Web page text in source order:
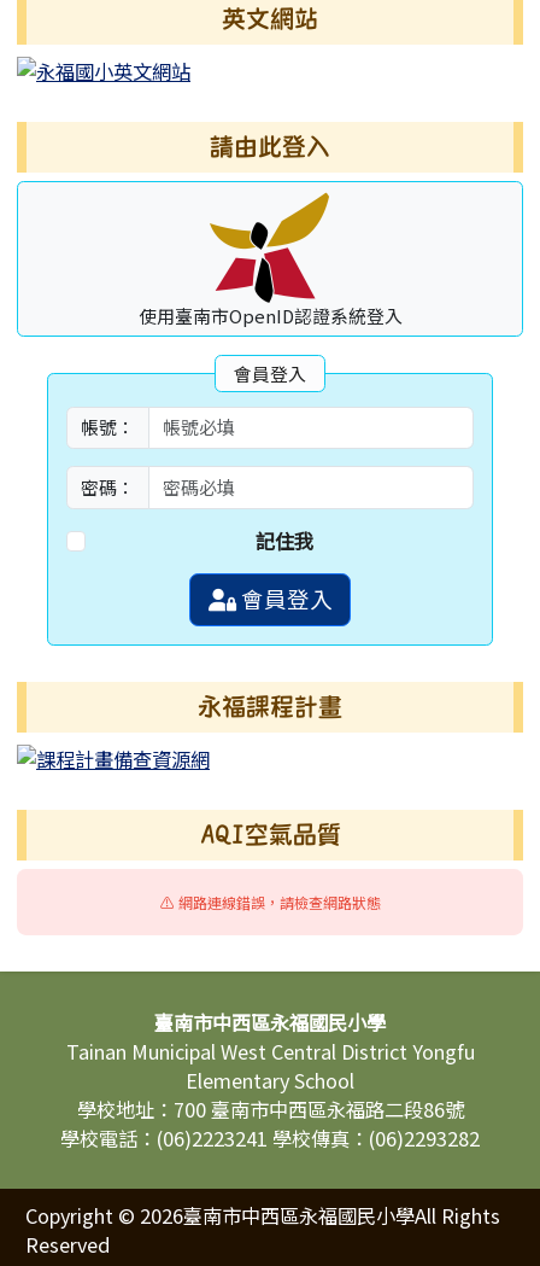
英文網站
請由此登入
使用臺南市OpenID認證系統登入
會員登入
帳號：
密碼：
記住我
會員登入
永福課程計畫
AQI空氣品質
⚠️ 網路連線錯誤，請檢查網路狀態
頁尾區域內容臺南市中西區永福國民小學
Tainan Municipal West Central District Yongfu
Elementary School
學校地址：700 臺南市中西區永福路二段86號
學校電話：(06)2223241 學校傳真：(06)2293282
Copyright © 2026臺南市中西區永福國民小學All Rights
Reserved